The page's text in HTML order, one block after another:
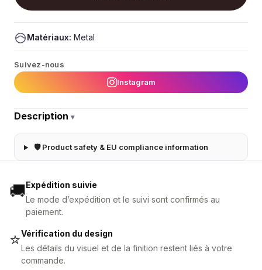
Matériaux: Metal
Suivez-nous
Instagram
Description ▾
🛡 Product safety & EU compliance information
🚚Expédition suivie
Le mode d’expédition et le suivi sont confirmés au
paiement.
⭐Vérification du design
Les détails du visuel et de la finition restent liés à votre
commande.